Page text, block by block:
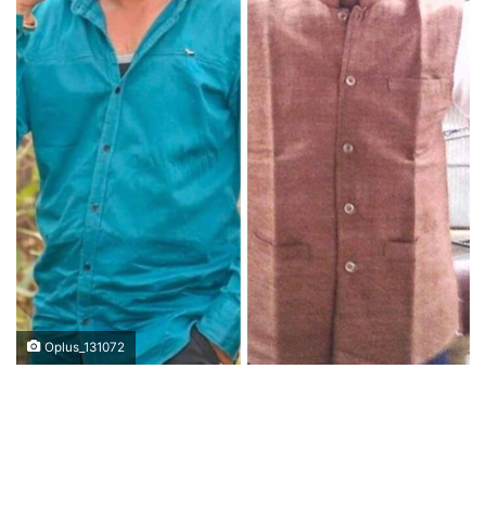
Oplus_131072